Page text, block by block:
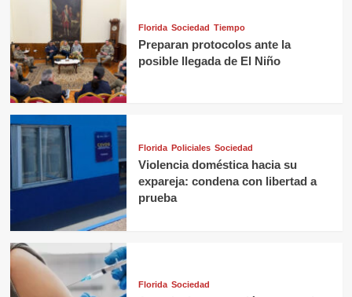
Florida Sociedad Tiempo
Preparan protocolos ante la
posible llegada de El Niño
Florida Policiales Sociedad
Violencia doméstica hacia su
expareja: condena con libertad a
prueba
Florida Sociedad